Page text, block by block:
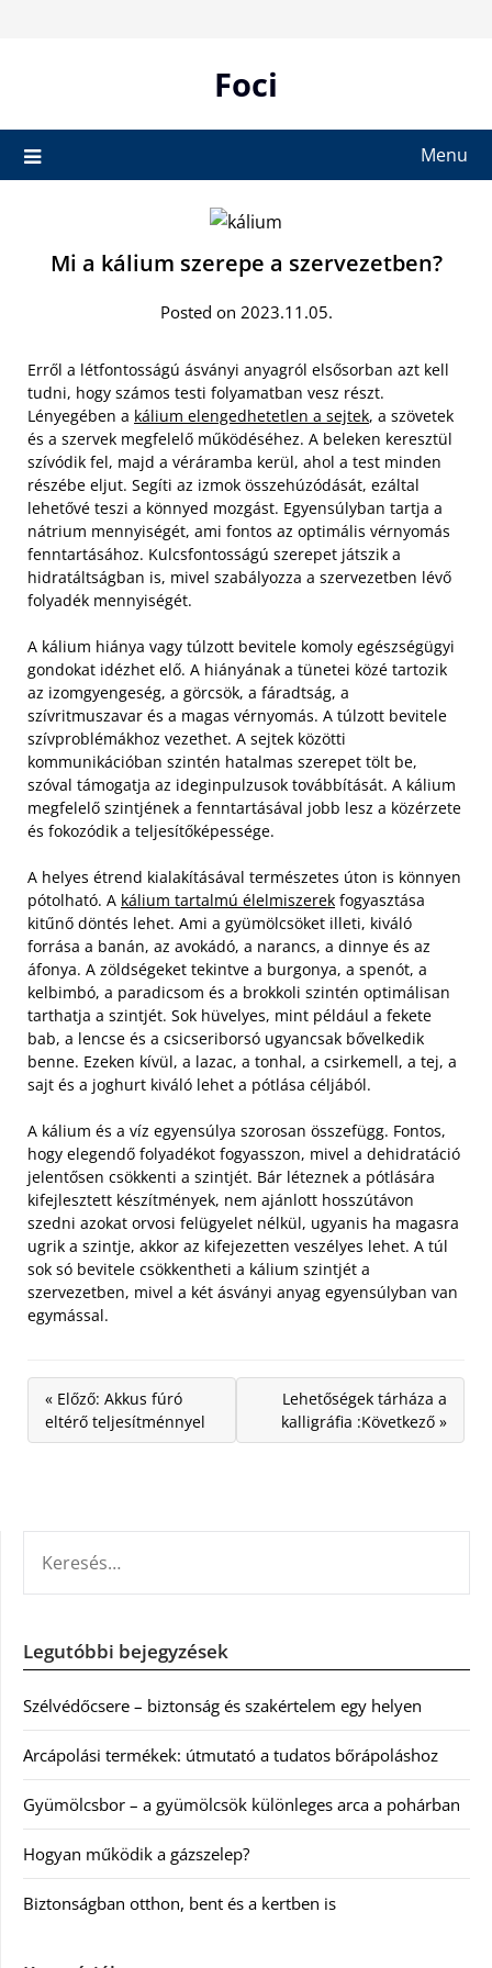
Foci
Menu
Mi a kálium szerepe a szervezetben?
Posted on 2023.11.05.
Erről a létfontosságú ásványi anyagról elsősorban azt kell
tudni, hogy számos testi folyamatban vesz részt.
Lényegében a kálium elengedhetetlen a sejtek, a szövetek
és a szervek megfelelő működéséhez. A beleken keresztül
szívódik fel, majd a véráramba kerül, ahol a test minden
részébe eljut. Segíti az izmok összehúzódását, ezáltal
lehetővé teszi a könnyed mozgást. Egyensúlyban tartja a
nátrium mennyiségét, ami fontos az optimális vérnyomás
fenntartásához. Kulcsfontosságú szerepet játszik a
hidratáltságban is, mivel szabályozza a szervezetben lévő
folyadék mennyiségét.
A kálium hiánya vagy túlzott bevitele komoly egészségügyi
gondokat idézhet elő. A hiányának a tünetei közé tartozik
az izomgyengeség, a görcsök, a fáradtság, a
szívritmuszavar és a magas vérnyomás. A túlzott bevitele
szívproblémákhoz vezethet. A sejtek közötti
kommunikációban szintén hatalmas szerepet tölt be,
szóval támogatja az ideginpulzusok továbbítását. A kálium
megfelelő szintjének a fenntartásával jobb lesz a közérzete
és fokozódik a teljesítőképessége.
A helyes étrend kialakításával természetes úton is könnyen
pótolható. A kálium tartalmú élelmiszerek fogyasztása
kitűnő döntés lehet. Ami a gyümölcsöket illeti, kiváló
forrása a banán, az avokádó, a narancs, a dinnye és az
áfonya. A zöldségeket tekintve a burgonya, a spenót, a
kelbimbó, a paradicsom és a brokkoli szintén optimálisan
tarthatja a szintjét. Sok hüvelyes, mint például a fekete
bab, a lencse és a csicseriborsó ugyancsak bővelkedik
benne. Ezeken kívül, a lazac, a tonhal, a csirkemell, a tej, a
sajt és a joghurt kiváló lehet a pótlása céljából.
A kálium és a víz egyensúlya szorosan összefügg. Fontos,
hogy elegendő folyadékot fogyasszon, mivel a dehidratáció
jelentősen csökkenti a szintjét. Bár léteznek a pótlására
kifejlesztett készítmények, nem ajánlott hosszútávon
szedni azokat orvosi felügyelet nélkül, ugyanis ha magasra
ugrik a szintje, akkor az kifejezetten veszélyes lehet. A túl
sok só bevitele csökkentheti a kálium szintjét a
szervezetben, mivel a két ásványi anyag egyensúlyban van
egymással.
« Előző: Akkus fúró
eltérő teljesítménnyel
Lehetőségek tárháza a
kalligráfia :Következő »
Legutóbbi bejegyzések
Szélvédőcsere – biztonság és szakértelem egy helyen
Arcápolási termékek: útmutató a tudatos bőrápoláshoz
Gyümölcsbor – a gyümölcsök különleges arca a pohárban
Hogyan működik a gázszelep?
Biztonságban otthon, bent és a kertben is